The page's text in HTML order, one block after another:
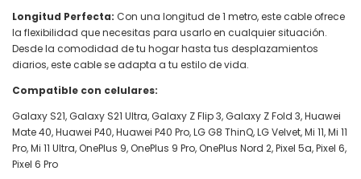
Longitud Perfecta: Con una longitud de 1 metro, este cable ofrece
la flexibilidad que necesitas para usarlo en cualquier situación.
Desde la comodidad de tu hogar hasta tus desplazamientos
diarios, este cable se adapta a tu estilo de vida.
Compatible con celulares:
Galaxy S21, Galaxy S21 Ultra, Galaxy Z Flip 3, Galaxy Z Fold 3, Huawei
Mate 40, Huawei P40, Huawei P40 Pro, LG G8 ThinQ, LG Velvet, Mi 11, Mi 11
Pro, Mi 11 Ultra, OnePlus 9, OnePlus 9 Pro, OnePlus Nord 2, Pixel 5a, Pixel 6,
Pixel 6 Pro